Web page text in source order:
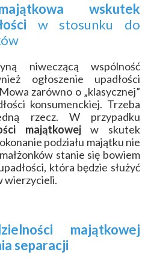
wskutek
w stosunku do
niweczącą wspólność
ogłoszenie upadłości
zarówno o „klasycznej”
konsumenckiej. Trzeba
rzecz. W przypadku
majątkowejw skutek
podziału majątku nie
stanie się bowiem
która będzie służyć
wierzycieli.
majątkowej
separacji